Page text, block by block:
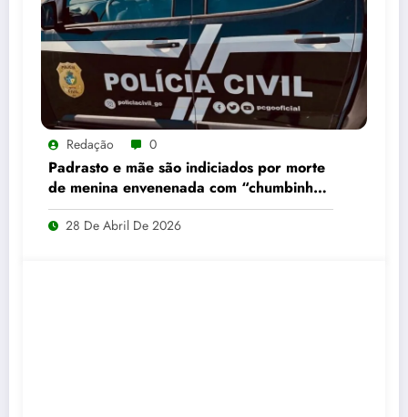
Redação 0
Padrasto e mãe são indiciados por morte
de menina envenenada com “chumbinho”
em Alto Horizonte
28 De Abril De 2026